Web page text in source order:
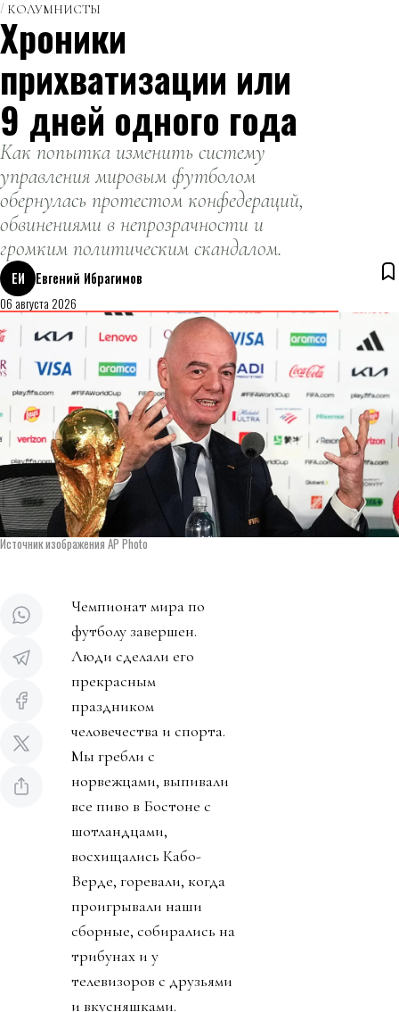
КОЛУМНИСТЫ
Хроники
прихватизации или
9 дней одного года
Как попытка изменить систему
управления мировым футболом
обернулась протестом конфедераций,
обвинениями в непрозрачности и
громким политическим скандалом.
ЕИ
Евгений Ибрагимов
06 августа 2026
Источник изображения AP Photo
Чемпионат мира по
футболу завершен.
Люди сделали его
прекрасным
праздником
человечества и спорта.
Мы гребли с
норвежцами, выпивали
все пиво в Бостоне с
шотландцами,
восхищались Кабо-
Верде, горевали, когда
проигрывали наши
сборные, собирались на
трибунах и у
телевизоров с друзьями
и вкусняшками.